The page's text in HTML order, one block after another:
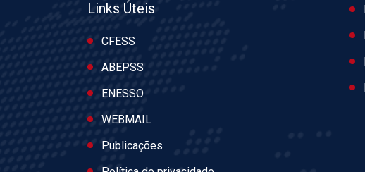
Links Úteis
CFESS
ABEPSS
ENESSO
WEBMAIL
Publicações